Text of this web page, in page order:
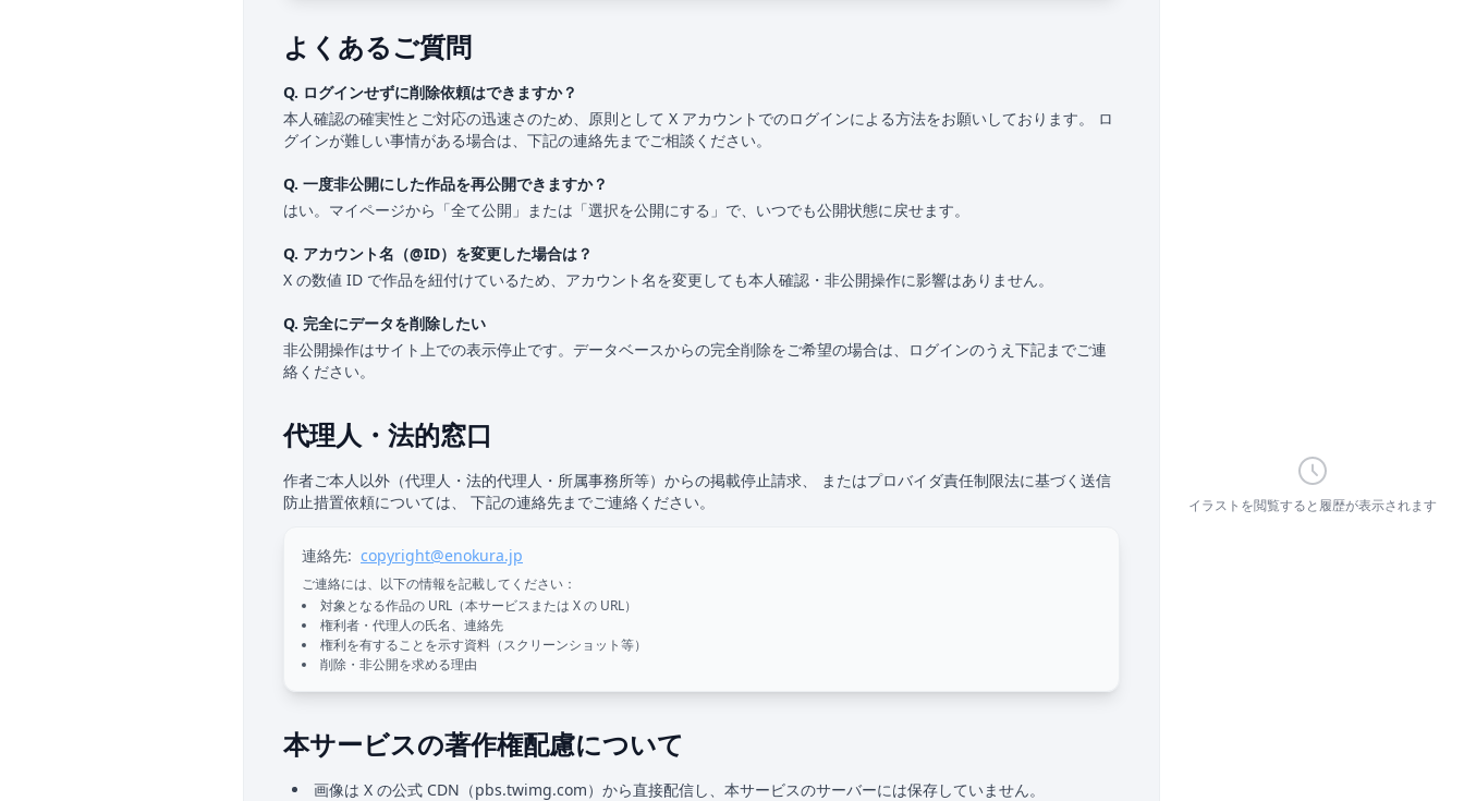
よくあるご質問
Q. ログインせずに削除依頼はできますか？
本人確認の確実性とご対応の迅速さのため、原則として X アカウントでのログインによる方法をお願いしております。 ロ
グインが難しい事情がある場合は、下記の連絡先までご相談ください。
Q. 一度非公開にした作品を再公開できますか？
はい。マイページから「全て公開」または「選択を公開にする」で、いつでも公開状態に戻せます。
Q. アカウント名（@ID）を変更した場合は？
X の数値 ID で作品を紐付けているため、アカウント名を変更しても本人確認・非公開操作に影響はありません。
Q. 完全にデータを削除したい
非公開操作はサイト上での表示停止です。データベースからの完全削除をご希望の場合は、ログインのうえ下記までご連
絡ください。
代理人・法的窓口
作者ご本人以外（代理人・法的代理人・所属事務所等）からの掲載停止請求、 またはプロバイダ責任制限法に基づく送信
防止措置依頼については、 下記の連絡先までご連絡ください。
連絡先: copyright@enokura.jp
ご連絡には、以下の情報を記載してください：
対象となる作品の URL（本サービスまたは X の URL）
権利者・代理人の氏名、連絡先
権利を有することを示す資料（スクリーンショット等）
削除・非公開を求める理由
本サービスの著作権配慮について
画像は X の公式 CDN（pbs.twimg.com）から直接配信し、本サービスのサーバーには保存していません。
イラストを閲覧すると履歴が表示されます